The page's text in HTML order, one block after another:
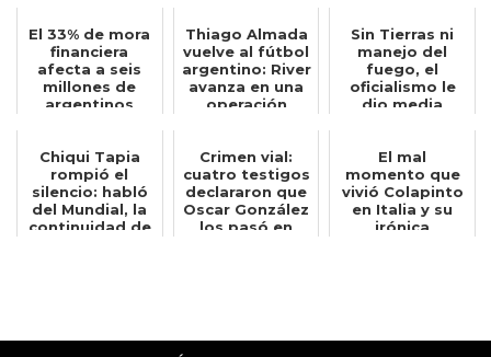
El 33% de mora
financiera
afecta a seis
millones de
argentinos
Thiago Almada
vuelve al fútbol
argentino: River
avanza en una
operación
Sin Tierras ni
manejo del
fuego, el
oficialismo le
dio media
Chiqui Tapia
rompió el
silencio: habló
del Mundial, la
continuidad de
Crimen vial:
cuatro testigos
declararon que
Oscar González
los pasó en
El mal
momento que
vivió Colapinto
en Italia y su
irónica